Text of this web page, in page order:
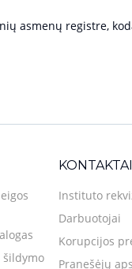
asmenų registre,
KONTAKTAI
Instituto
Darbuotojai
Korupcijos
Pranešėjų